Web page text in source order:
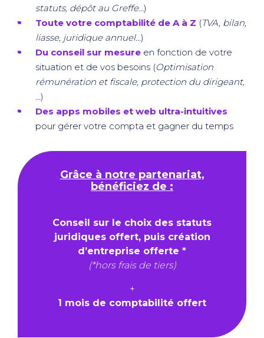
statuts, dépôt au Greffe…)
Toute votre comptabilité de A à Z (TVA, bilan,
liasse, juridique annuel…)
Du conseil sur mesure en fonction de votre
situation et de vos besoins (Optimisation
rémunération et fiscale, protection du dirigeant,
…)
Des apps mobiles et web ultra-intuitives
pour gérer votre compta et gagner du temps
Grâce à notre partenariat,
bénéficiez de :
Conseil sur le choix des statuts
juridiques offert, puis création
d’entreprise offerte *
(*hors frais de tiers)
+
1 mois de comptabilité offert